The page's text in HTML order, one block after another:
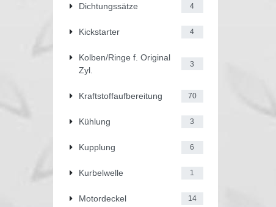
Dichtungssätze 4
Kickstarter 4
Kolben/Ringe f. Original
Zyl.
3
Kraftstoffaufbereitung 70
Kühlung 3
Kupplung 6
Kurbelwelle 1
Motordeckel 14